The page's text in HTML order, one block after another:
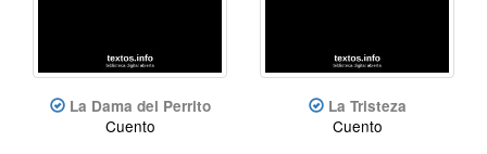
La Dama del Perrito
Cuento
La Tristeza
Cuento